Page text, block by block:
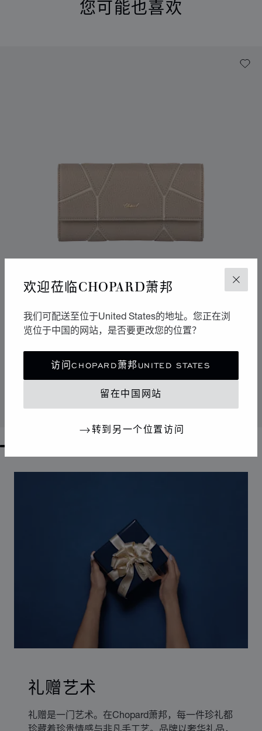
关闭
欢迎莅临CHOPARD萧邦
我们可配送至位于United States的地址。您正在浏
览位于中国的网站，是否要更改您的位置？
访问CHOPARD萧邦UNITED STATES
留在中国网站
转到另一个位置访问
您可能也喜欢
DIAMOND钻石长款钱包
联系我们
礼赠艺术
礼赠是一门艺术。在Chopard萧邦，每一件珍礼都
珍藏着珍贵情感与非凡手工艺。品牌以奢华礼品，